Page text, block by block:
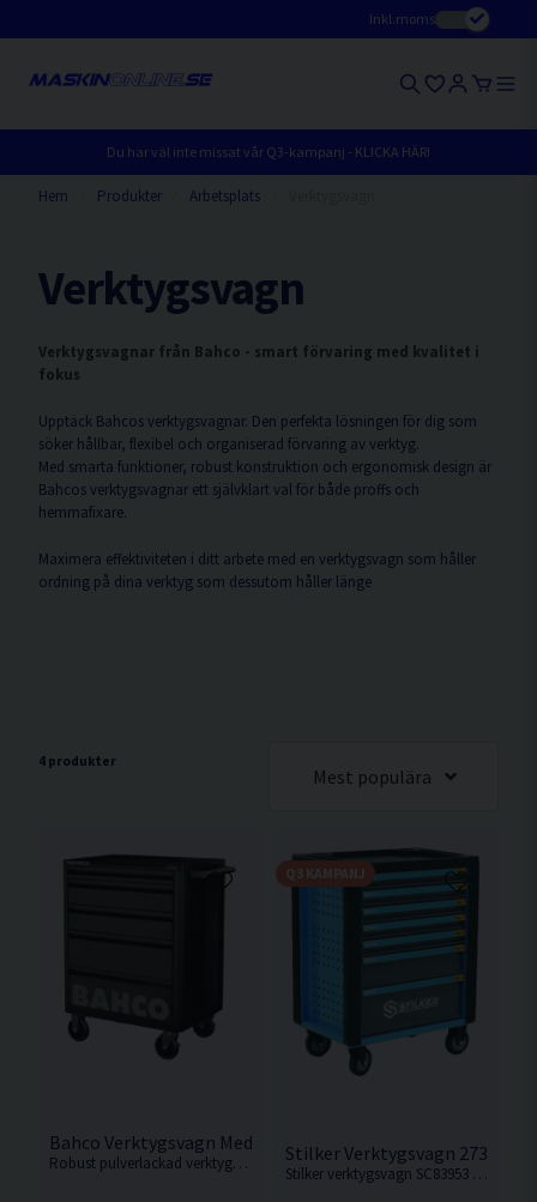
Inkl.moms
Du har väl inte missat vår Q3-kampanj - KLICKA HÄR!
Hem Produkter Arbetsplats
Verktygsvagn
Verktygsvagnar från Bahco - smart förvaring med kvalitet i
fokus
Upptäck Bahcos verktygsvagnar. Den perfekta lösningen för dig som
söker hållbar, flexibel och organiserad förvaring av verktyg.
Med smarta funktioner, robust konstruktion och ergonomisk design är
Bahcos verktygsvagnar ett självklart val för både proffs och
hemmafixare.
Maximera effektiviteten i ditt arbete med en verktygsvagn som håller
ordning på dina verktyg som dessutom håller länge
4 produkter
Mest populära
Bahco Verktygsvagn Med 5 Lådor & 158 Verktyg
Robust pulverlackad verktygsvagn med gummihjul från Bahco med 158 verktyg. Stilker Verktygsvagn 273 delar
Stilker verktygsvagn SC83953 är en robust och komplett verktygsvagn med totalt 273 delar inklusive vagnen. Den är utrustad med 5 fyllda skummoduler och innehåller ett brett sortiment av hylsor, spärrskaft, skruvmejslar, tänger, nycklar, filar och mätverktyg.
Q3 KAMPANJ